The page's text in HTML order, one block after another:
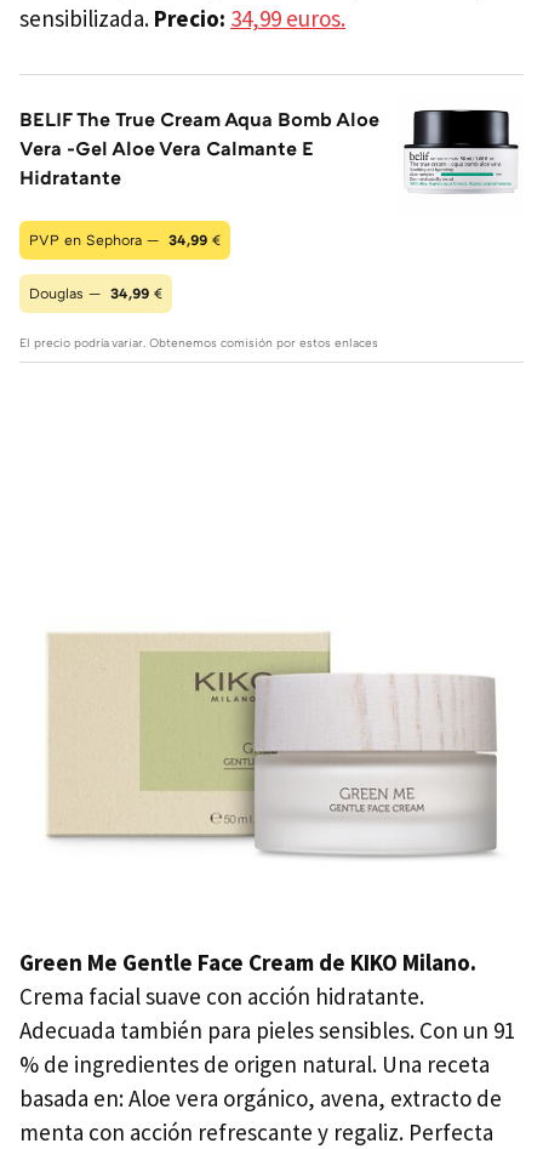
sensibilizada. Precio: 34,99 euros.
BELIF The True Cream Aqua Bomb Aloe
Vera -Gel Aloe Vera Calmante E
Hidratante
PVP en Sephora — 34,99 €
Douglas — 34,99 €
El precio podría variar. Obtenemos comisión por estos enlaces
Green Me Gentle Face Cream de KIKO Milano.
Crema facial suave con acción hidratante.
Adecuada también para pieles sensibles. Con un 91
% de ingredientes de origen natural. Una receta
basada en: Aloe vera orgánico, avena, extracto de
menta con acción refrescante y regaliz. Perfecta